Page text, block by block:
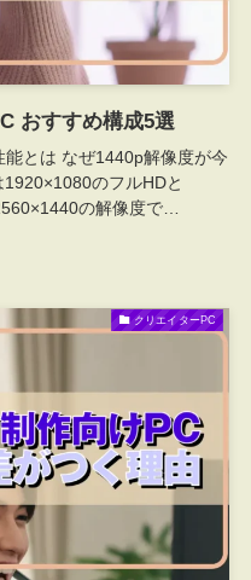
おすすめ構成5選
とは なぜ1440p解像度が今
のフルHDと
の解像度で…
クリエイターPC